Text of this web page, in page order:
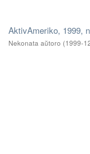
AktivAmeriko, 1999,
Nekonata aŭtoro (1999-